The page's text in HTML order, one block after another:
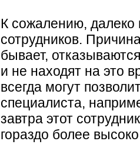
К сожалению, далеко
сотрудников.
бывает,
и не находят на это
всегда могут
специалиста,
завтра этот
гораздо более